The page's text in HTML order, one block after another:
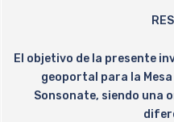
El objetivo de la presente
geoportal para la
Sonsonate, siendo una